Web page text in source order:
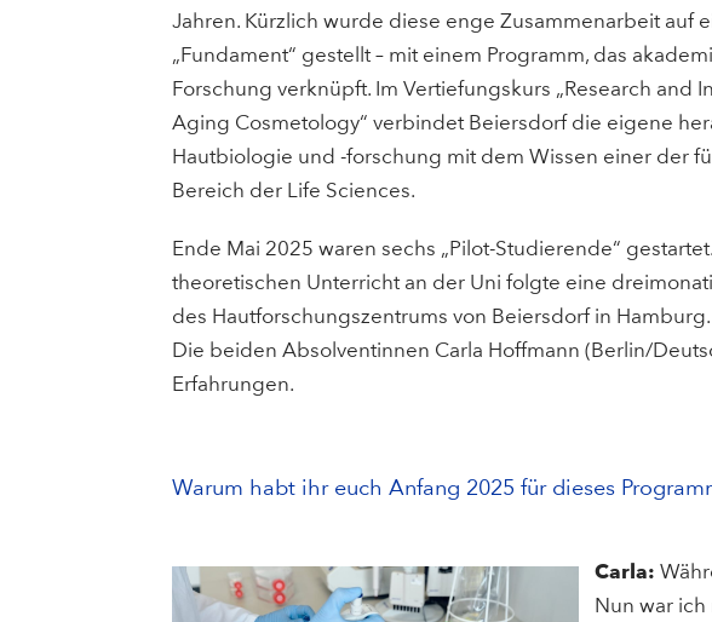
Jahren. Kürzlich wurde diese enge Zusammenarbeit auf
„Fundament“ gestellt – mit einem Programm, das
Forschung verknüpft. Im Vertiefungskurs „Research and
Aging Cosmetology“ verbindet Beiersdorf die eigene
Hautbiologie und -forschung mit dem Wissen einer der
Bereich der Life Sciences.
Ende Mai 2025 waren sechs „Pilot-Studierende“
theoretischen Unterricht an der Uni folgte eine
des Hautforschungszentrums von Beiersdorf in Hamburg.
Die beiden Absolventinnen Carla Hoffmann (Berlin/
Erfahrungen.
Warum habt ihr euch Anfang 2025 für dieses
Carla:
Nun war